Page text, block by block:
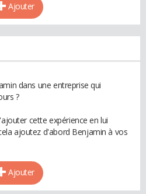
Ajouter
dans une entreprise qui
?
cette expérience en lui
ajoutez d'abord Benjamin à vos
Ajouter